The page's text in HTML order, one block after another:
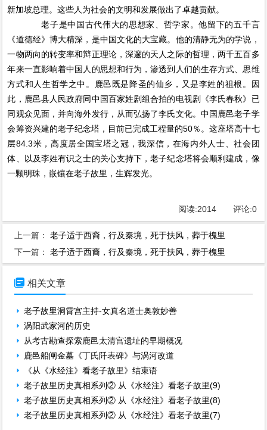
新加坡总理。这些人为社会的文明和发展做出了卓越贡献。
老子是中国古代伟大的思想家、哲学家。他留下的五千言
《道德经》博大精深，是中国文化的大宝藏。他的清静无为的学说，
一物两向的转变率和辩正理论，深邃的天人之际的哲理，两千五百多
年来一直影响着中国人的思想和行为，渗透到人们的生存方式、思维
方式和人生哲学之中。鹿邑既是降圣的仙乡，又是李姓的祖根。因
此，鹿邑县人民政府同中国百家姓剧组合拍的电视剧《李氏春秋》已
同观众见面，并向海外发行，从而弘扬了李氏文化。中国鹿邑老子学
会筹资兴建的老子纪念塔，目前已完成工程量的50％。这座塔高十七
层84.3米，高度居全国宝塔之冠，我深信，在海内外人士、社会团
体、以及李姓有识之士的关心支持下，老子纪念塔将会顺利建成，像
一颗明珠，嵌镶在老子故里，生辉发光。
阅读:2014评论:0
上一篇：老子适于西裔，行及秦境，死于扶风，葬于槐里
下一篇：老子适于西裔，行及秦境，死于扶风，葬于槐里
 相关文章
老子故里洞霄宫主持-女真名道士奥敦妙善
涡阳武家河的历史
从考古勘查探索鹿邑太清宫遗址的早期概况
鹿邑船闸金墓《丁氏阡表碑》与涡河改道
《从《水经注》看老子故里》结束语
老子故里历史真相系列② 从《水经注》看老子故里(9)
老子故里历史真相系列② 从《水经注》看老子故里(8)
老子故里历史真相系列② 从《水经注》看老子故里(7)